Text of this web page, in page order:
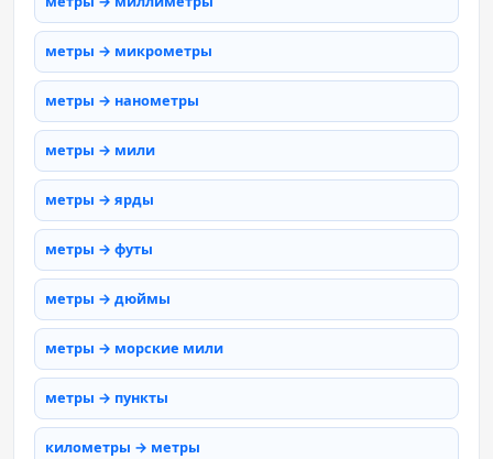
метры → микрометры
метры → нанометры
метры → мили
метры → ярды
метры → футы
метры → дюймы
метры → морские мили
метры → пункты
километры → метры